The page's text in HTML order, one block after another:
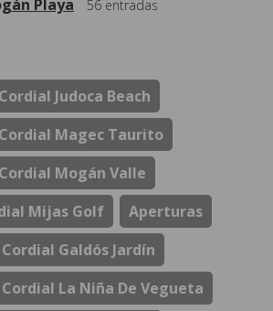
Playa 56 entradas
Judoca Beach
Magec Taurito
Mogán Valle
Mijas Golf
Aperturas
Galdós Jardín
La Niña De Vegueta